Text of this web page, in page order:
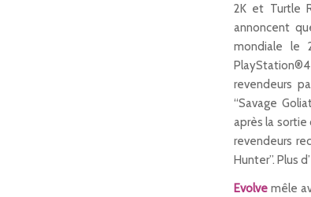
2K et Turtle
annoncent
mondiale le
revendeurs
“Savage
après la sortie
revendeurs
Hunter”. Plus
Evolve mêle